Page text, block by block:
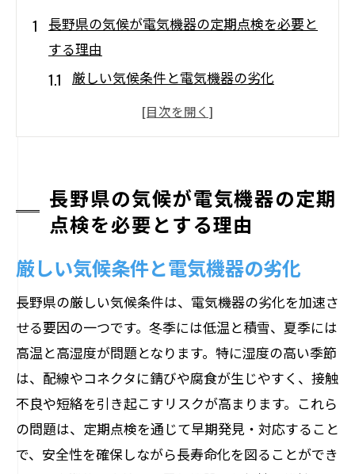
長野県の気候が電気機器の定期点検を必要と
する理由
厳しい気候条件と電気機器の劣化
四季の変化が与える影響
点検のタイミングと気候の関係
防錆対策の重要性
定期点検の頻度と気候
湿度が電気機器に与えるダメージ
温度変化による部品の劣化
結露とその対策
温度管理の重要性
湿度管理の方法
定期点検でのチェックポイント
配線の腐食を防ぐための定期点検の重要性
長野県の気候が電気機器の定期
点検を必要とする理由
厳しい気候条件と電気機器の劣化
長野県の厳しい気候条件は、電気機器の劣化を加速さ
せる要因の一つです。冬季には低温と積雪、夏季には
高温と高湿度が問題となります。特に湿度の高い季節
は、配線やコネクタに錆びや腐食が生じやすく、接触
不良や短絡を引き起こすリスクが高まります。これら
の問題は、定期点検を通じて早期発見・対応すること
で、安全性を確保しながら長寿命化を図ることができ